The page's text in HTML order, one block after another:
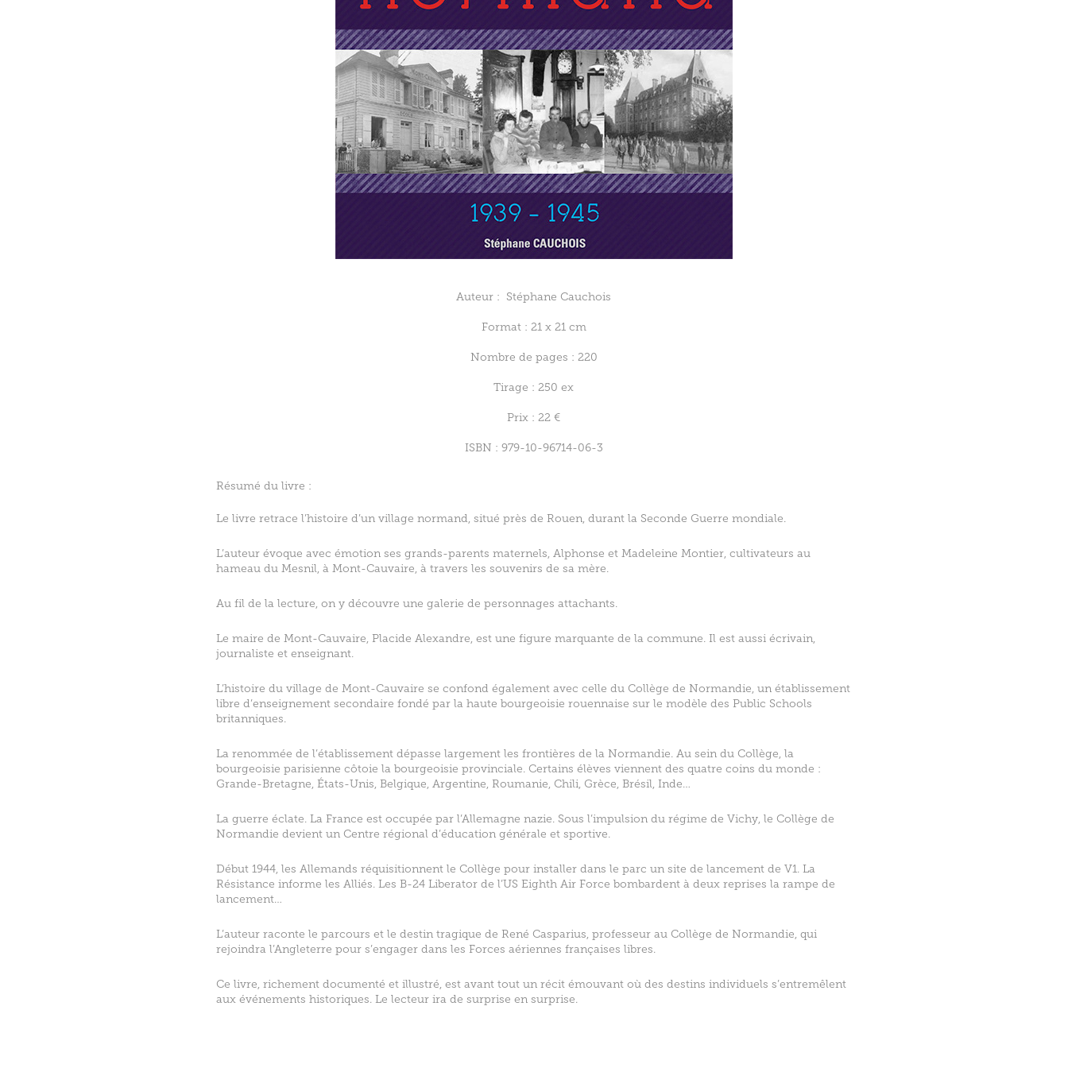
Auteur : Stéphane Cauchois
Format : 21 x 21 cm
Nombre de pages : 220
Tirage : 250 ex
Prix : 22 €
ISBN : 979-10-96714-06-3
Résumé du livre :
Le livre retrace l’histoire d’un village normand, situé près de Rouen, durant la Seconde Guerre mondiale.
L’auteur évoque avec émotion ses grands-parents maternels, Alphonse et Madeleine Montier, cultivateurs au
hameau du Mesnil, à Mont-Cauvaire, à travers les souvenirs de sa mère.
Au fil de la lecture, on y découvre une galerie de personnages attachants.
Le maire de Mont-Cauvaire, Placide Alexandre, est une figure marquante de la commune. Il est aussi écrivain,
journaliste et enseignant.
L’histoire du village de Mont-Cauvaire se confond également avec celle du Collège de Normandie, un établissement
libre d’enseignement secondaire fondé par la haute bourgeoisie rouennaise sur le modèle des Public Schools
britanniques.
La renommée de l’établissement dépasse largement les frontières de la Normandie. Au sein du Collège, la
bourgeoisie parisienne côtoie la bourgeoisie provinciale. Certains élèves viennent des quatre coins du monde :
Grande-Bretagne, États-Unis, Belgique, Argentine, Roumanie, Chili, Grèce, Brésil, Inde…
La guerre éclate. La France est occupée par l’Allemagne nazie. Sous l’impulsion du régime de Vichy, le Collège de
Normandie devient un Centre régional d’éducation générale et sportive.
Début 1944, les Allemands réquisitionnent le Collège pour installer dans le parc un site de lancement de V1. La
Résistance informe les Alliés. Les B-24 Liberator de l’US Eighth Air Force bombardent à deux reprises la rampe de
lancement…
L’auteur raconte le parcours et le destin tragique de René Casparius, professeur au Collège de Normandie, qui
rejoindra l’Angleterre pour s’engager dans les Forces aériennes françaises libres.
Ce livre, richement documenté et illustré, est avant tout un récit émouvant où des destins individuels s’entremêlent
aux événements historiques. Le lecteur ira de surprise en surprise.